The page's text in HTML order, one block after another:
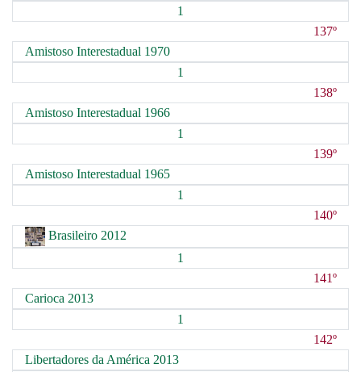
1
137º
Amistoso Interestadual 1970
1
138º
Amistoso Interestadual 1966
1
139º
Amistoso Interestadual 1965
1
140º
Brasileiro 2012
1
141º
Carioca 2013
1
142º
Libertadores da América 2013